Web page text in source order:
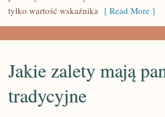
tylko wartość wskaźnika [ Read More ]
Jakie zalety mają
tradycyjne